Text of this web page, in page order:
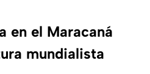
en el Maracaná
mundialista